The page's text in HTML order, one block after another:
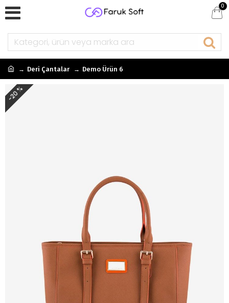
0
Deri Çantalar Demo Ürün 6
-20 %